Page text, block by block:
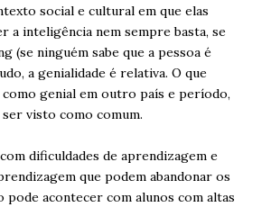
social e cultural em que elas
a inteligência nem sempre basta, se
(se ninguém sabe que a pessoa é
a genialidade é relativa. O que
genial em outro país e período,
visto como comum.
dificuldades de aprendizagem e
que podem abandonar os
pode acontecer com alunos com altas